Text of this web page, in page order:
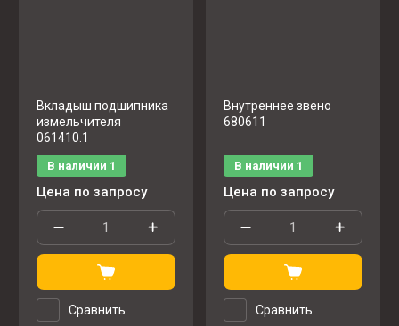
Вкладыш подшипника
измельчителя
061410.1
В наличии 1
Цена по запросу
Сравнить
Внутреннее звено
680611
В наличии 1
Цена по запросу
Сравнить